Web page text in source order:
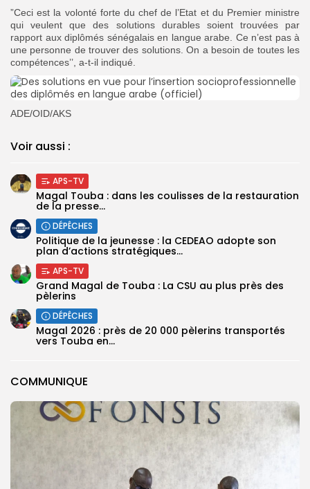
COMMUNIQUE
”Ceci est la volonté forte du chef de l’Etat et du Premier ministre
qui veulent que des solutions durables soient trouvées par
rapport aux diplômés sénégalais en langue arabe. Ce n’est pas à
une personne de trouver des solutions. On a besoin de toutes les
compétences’’, a-t-il indiqué.
ADE/OID/AKS
Voir aussi :
APS-TV
Magal Touba : dans les coulisses de la restauration
de la presse...
DÉPÊCHES
Politique de la jeunesse : la CEDEAO adopte son
plan d’actions stratégiques...
APS-TV
Grand Magal de Touba : La CSU au plus près des
pèlerins
DÉPÊCHES
Magal 2026 : près de 20 000 pèlerins transportés
vers Touba en...